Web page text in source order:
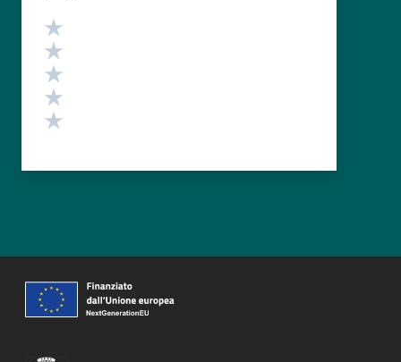
Valutazione